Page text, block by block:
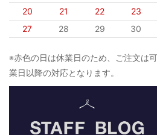
20
21 22 23
27
28 29 30
※赤色の日は休業日のため、ご注文は
業日以降の対応となります。